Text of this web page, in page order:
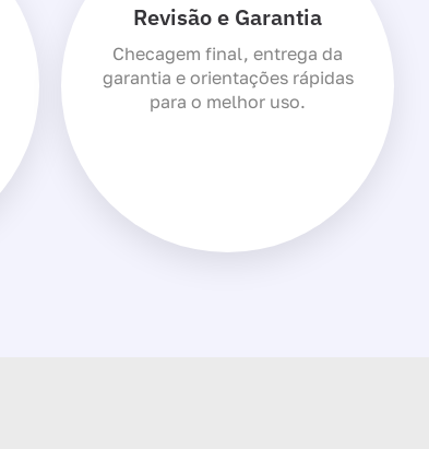
Revisão e Garantia
Checagem final, entrega da
garantia e orientações rápidas
para o melhor uso.